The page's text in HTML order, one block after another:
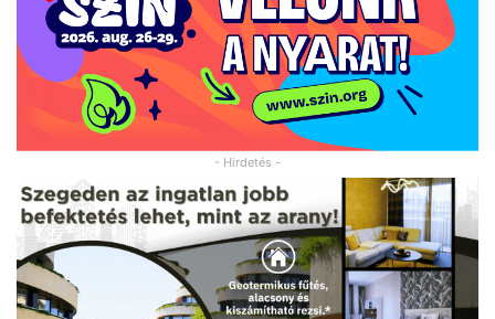
- Hirdetés -